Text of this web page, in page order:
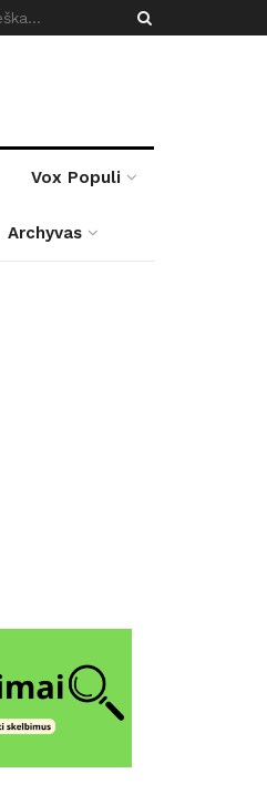
Vox Populi
Archyvas